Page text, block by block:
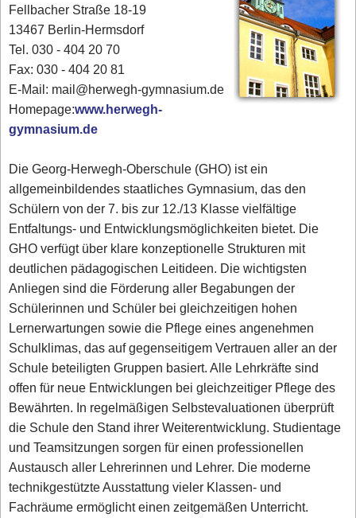
Fellbacher Straße 18-19
13467 Berlin-Hermsdorf
Tel. 030 - 404 20 70
Fax: 030 - 404 20 81
E-Mail: mail@herwegh-gymnasium.de
Homepage:www.herwegh-
gymnasium.de
Die Georg-Herwegh-Oberschule (GHO) ist ein
allgemeinbildendes staatliches Gymnasium, das den
Schülern von der 7. bis zur 12./13 Klasse vielfältige
Entfaltungs- und Entwicklungsmöglichkeiten bietet. Die
GHO verfügt über klare konzeptionelle Strukturen mit
deutlichen pädagogischen Leitideen. Die wichtigsten
Anliegen sind die Förderung aller Begabungen der
Schülerinnen und Schüler bei gleichzeitigen hohen
Lernerwartungen sowie die Pflege eines angenehmen
Schulklimas, das auf gegenseitigem Vertrauen aller an der
Schule beteiligten Gruppen basiert. Alle Lehrkräfte sind
offen für neue Entwicklungen bei gleichzeitiger Pflege des
Bewährten. In regelmäßigen Selbstevaluationen überprüft
die Schule den Stand ihrer Weiterentwicklung. Studientage
und Teamsitzungen sorgen für einen professionellen
Austausch aller Lehrerinnen und Lehrer. Die moderne
technikgestützte Ausstattung vieler Klassen- und
Fachräume ermöglicht einen zeitgemäßen Unterricht.